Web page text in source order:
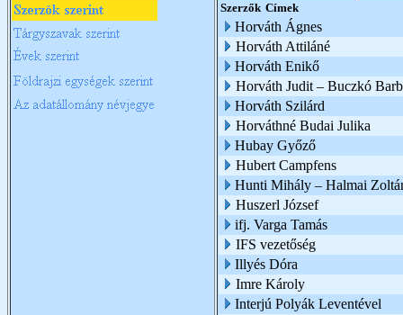
Szerzők Címek
Horváth Ágnes
Horváth Attiláné
Horváth Enikő
Horváth Judit – Buczkó
Horváth Szilárd
Horváthné Budai Julika
Hubay Győző
Hubert Campfens
Hunti Mihály – Halmai
Huszerl József
ifj. Varga Tamás
IFS vezetőség
Illyés Dóra
Imre Károly
Interjú Polyák Leventével